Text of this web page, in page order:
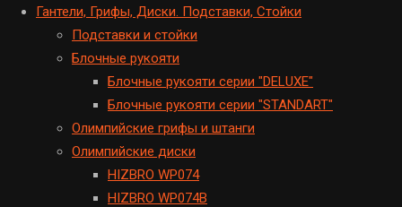
Гантели, Грифы, Диски. Подставки, Стойки
Подставки и стойки
Блочные рукояти
Блочные рукояти серии "DELUXE"
Блочные рукояти серии "STANDART"
Олимпийские грифы и штанги
Олимпийские диски
HIZBRO WP074
HIZBRO WP074B